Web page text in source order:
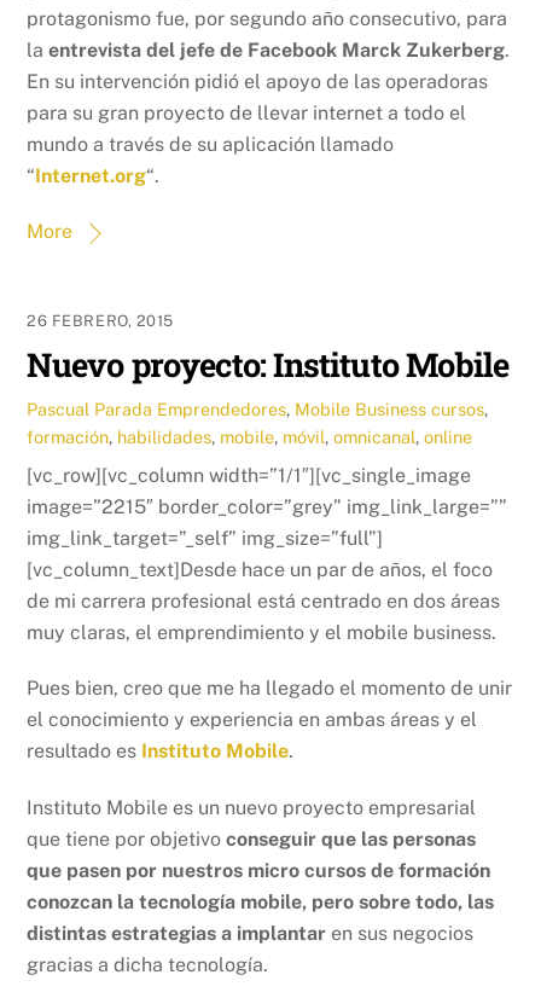
protagonismo fue, por segundo año consecutivo, para
laentrevista del jefe de Facebook Marck Zukerberg.
En su intervención pidió el apoyo de las operadoras
para su gran proyecto de llevar internet a todo el
mundo a través de su aplicación llamado
“Internet.org“.
More
26 FEBRERO, 2015
Nuevo proyecto: Instituto Mobile
Pascual Parada Emprendedores, Mobile Business cursos,
formación, habilidades, mobile, móvil,omnicanal,online
[vc_row][vc_column width=”1/1″][vc_single_image
image=”2215″ border_color=”grey” img_link_large=””
img_link_target=”_self” img_size=”full”]
[vc_column_text]Desde hace un par de años, el foco
de mi carrera profesional está centrado en dos áreas
muy claras, el emprendimiento y el mobile business.
Pues bien, creo que me ha llegado el momento de unir
el conocimiento y experiencia en ambas áreas y el
resultado es Instituto Mobile.
Instituto Mobile es un nuevo proyecto empresarial
que tiene por objetivoconseguir que las personas
que pasen por nuestros micro cursos de formación
conozcan la tecnología mobile, pero sobre todo, las
distintas estrategias a implantar en sus negocios
gracias a dicha tecnología.